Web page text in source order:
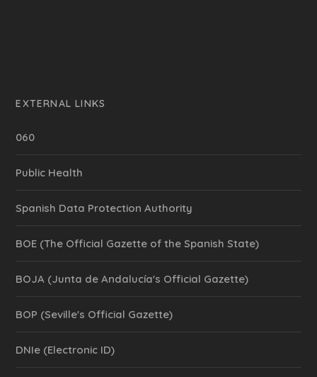
EXTERNAL LINKS
060
Public Health
Spanish Data Protection Authority
BOE (The Official Gazette of the Spanish State)
BOJA (Junta de Andalucía's Official Gazette)
BOP (Seville's Official Gazette)
DNIe (Electronic ID)